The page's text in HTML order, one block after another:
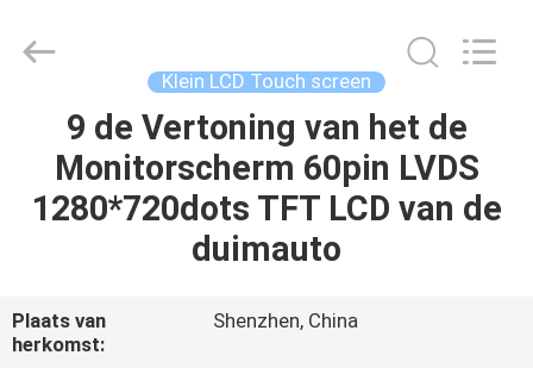
THUIS
PRODUCTEN
ONS
Optoelectronic
Klein LCD Touch screen
9 de Vertoning van het de
Monitorscherm 60pin LVDS
1280*720dots TFT LCD van de
duimauto
Plaats van
herkomst:
Shenzhen, China